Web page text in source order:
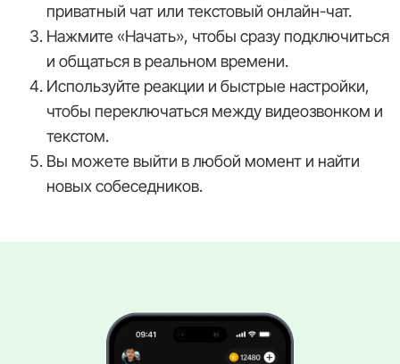
приватный чат или текстовый онлайн-чат.
Нажмите «Начать», чтобы сразу подключиться
и общаться в реальном времени.
Используйте реакции и быстрые настройки,
чтобы переключаться между видеозвонком и
текстом.
Вы можете выйти в любой момент и найти
новых собеседников.